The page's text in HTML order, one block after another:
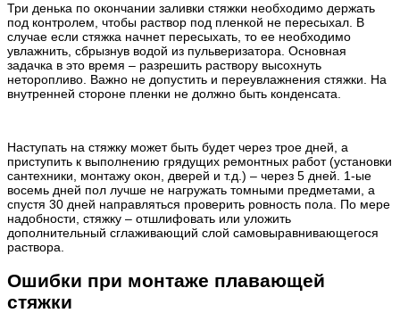
Три денька по окончании заливки стяжки необходимо держать
под контролем, чтобы раствор под пленкой не пересыхал. В
случае если стяжка начнет пересыхать, то ее необходимо
увлажнить, сбрызнув водой из пульверизатора. Основная
задачка в это время – разрешить раствору высохнуть
неторопливо. Важно не допустить и переувлажнения стяжки. На
внутренней стороне пленки не должно быть конденсата.
Наступать на стяжку может быть будет через трое дней, а
приступить к выполнению грядущих ремонтных работ (установки
сантехники, монтажу окон, дверей и т.д.) – через 5 дней. 1-ые
восемь дней пол лучше не нагружать томными предметами, а
спустя 30 дней направляться проверить ровность пола. По мере
надобности, стяжку – отшлифовать или уложить
дополнительный сглаживающий слой самовыравнивающегося
раствора.
Ошибки при монтаже плавающей
стяжки